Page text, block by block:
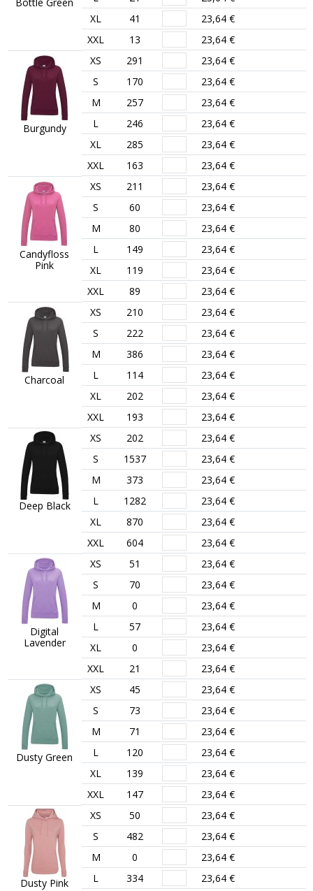
Bottle Green
XL
41
23,64 €
XXL
13 23,64 €
Burgundy
XS 291
23,64 €
S
170
23,64 €
M
257
23,64 €
L
246
23,64 €
XL
285
23,64 €
XXL
163 23,64 €
Candyfloss
Pink
XS 211
23,64 €
S
60
23,64 €
M
80
23,64 €
L
149
23,64 €
XL
119
23,64 €
XXL
89 23,64 €
Charcoal
XS 210
23,64 €
S
222
23,64 €
M
386
23,64 €
L
114
23,64 €
XL
202
23,64 €
XXL
193 23,64 €
Deep Black
XS 202
23,64 €
S
1537
23,64 €
M
373
23,64 €
L
1282
23,64 €
XL
870
23,64 €
XXL
604 23,64 €
Digital
Lavender
XS 51
23,64 €
S
70
23,64 €
M
0
23,64 €
L
57
23,64 €
XL
0
23,64 €
XXL
21 23,64 €
Dusty Green
XS 45
23,64 €
S
73
23,64 €
M
71
23,64 €
L
120
23,64 €
XL
139
23,64 €
XXL
147 23,64 €
Dusty Pink
XS 50
23,64 €
S
482
23,64 €
M
0
23,64 €
L
334
23,64 €